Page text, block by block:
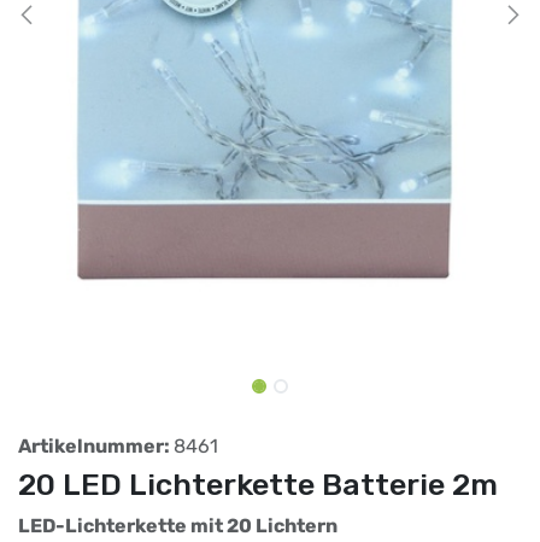
Artikelnummer: 8461
20 LED Lichterkette Batterie 2m
LED-Lichterkette mit 20 Lichtern